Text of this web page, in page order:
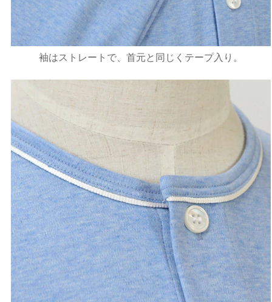
袖はストレートで、首元と同じくテープ入り。